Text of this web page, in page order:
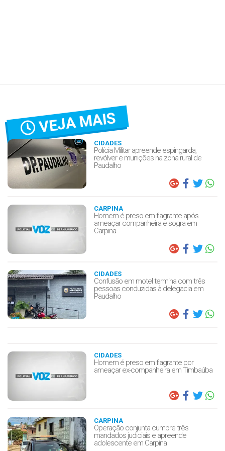
VEJA MAIS
CIDADES
Polícia Militar apreende espingarda,
revólver e munições na zona rural de
Paudalho
CARPINA
Homem é preso em flagrante após
ameaçar companheira e sogra em
Carpina
CIDADES
Confusão em motel termina com três
pessoas conduzidas à delegacia em
Paudalho
CIDADES
Homem é preso em flagrante por
ameaçar ex-companheira em Timbaúba
CARPINA
Operação conjunta cumpre três
mandados judiciais e apreende
adolescente em Carpina